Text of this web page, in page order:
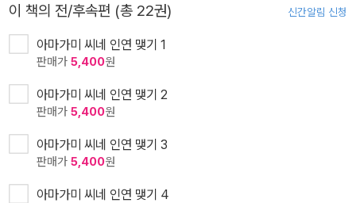
이 책의 전/후속편 (총 22권) 신간알림 신청
아마가미 씨네 인연 맺기 1
판매가 5,400원
아마가미 씨네 인연 맺기 2
판매가 5,400원
아마가미 씨네 인연 맺기 3
판매가 5,400원
아마가미 씨네 인연 맺기 4